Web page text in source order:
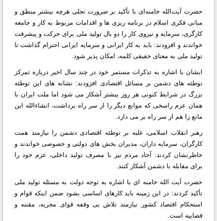
حضرت آیت‌الله خامنه‌ای با تأکید بر ضرورت تجلی هرچه بیشتر منطق و
مبانی فکری اسلام در برنامه ریزی ها و اقدامات مربوط به کار و جامعه
کارگری، سرمایه و نیروی کار را دو بال تولید ملی برای حرکت و پیشرفت
خواندند و افزودند: باید به کار ایرانی و سرمایه ایرانی احترام گذاشت تا
تولید ملی به معنای حقیقی کلمه، امکان پذیر شود.
ایشان با اشاره به تذکرات مستمر خود در چند سال اخیر درباره تمرکز
توطئه های دشمن بر مسائل اقتصادی افزودند: نشانه های این توطئه
بزرگ در شرایط کنونی هر روز بیشتر آشکار می شود اما ملت ایران با
همان عزم راسخی که موانع دیگر را از سر راه برداشت، انشاءالله این
مانع را هم از سر راه بر می دارد.
رهبر انقلاب اسلامی، غلبه بر توطئه اقتصادی دشمن را نیازمند همت
کارگران، سرمایه داران، مدیران بخش های دولتی و خصوصی خواندند و
خاطرنشان کردند: آحاد مردم نیز با مصرف تولید داخلی، عزم خود را
برای مقابله با دشمن آشکار کنند.
حضرت آیت الله خامنه ای با اشاره به توجه دولت به مسئله تولید ملی
تأکید کردند:‌ در این زمینه باید کارهای اساسی بشود ضمن اینکه قوام و
استحکام اقتصاد کشور نیازمند تلاش بی وقفه قوای مجریه، مقننه و
قضاییه است.